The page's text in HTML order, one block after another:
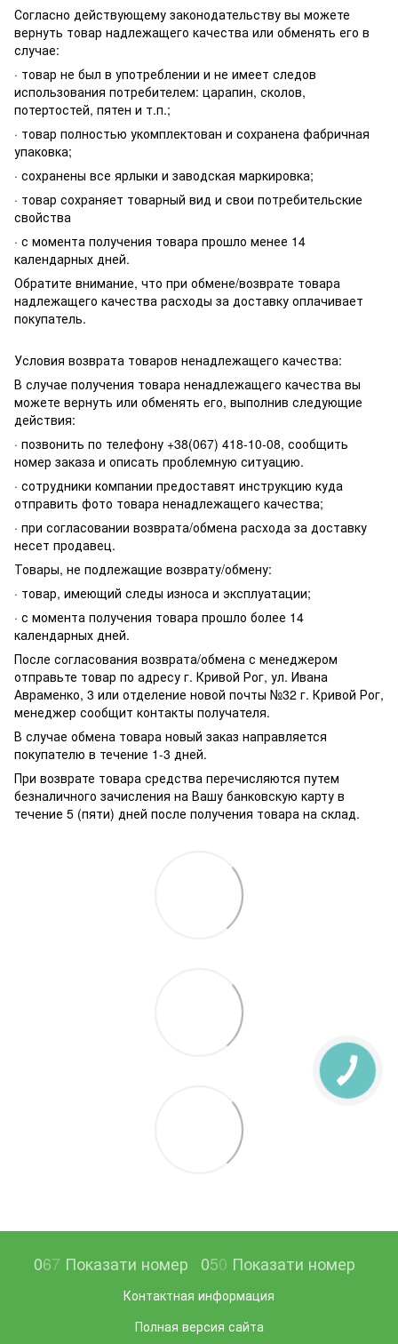
Согласно действующему законодательству вы можете
вернуть товар надлежащего качества или обменять его в
случае:
· товар не был в употреблении и не имеет следов
использования потребителем: царапин, сколов,
потертостей, пятен и т.п.;
· товар полностью укомплектован и сохранена фабричная
упаковка;
· сохранены все ярлыки и заводская маркировка;
· товар сохраняет товарный вид и свои потребительские
свойства
· с момента получения товара прошло менее 14
календарных дней.
Обратите внимание, что при обмене/возврате товара
надлежащего качества расходы за доставку оплачивает
покупатель.
Условия возврата товаров ненадлежащего качества:
В случае получения товара ненадлежащего качества вы
можете вернуть или обменять его, выполнив следующие
действия:
· позвонить по телефону +38(067) 418-10-08, сообщить
номер заказа и описать проблемную ситуацию.
· сотрудники компании предоставят инструкцию куда
отправить фото товара ненадлежащего качества;
· при согласовании возврата/обмена расхода за доставку
несет продавец.
Товары, не подлежащие возврату/обмену:
· товар, имеющий следы износа и эксплуатации;
· с момента получения товара прошло более 14
календарных дней.
После согласования возврата/обмена с менеджером
отправьте товар по адресу г. Кривой Рог, ул. Ивана
Авраменко, 3 или отделение новой почты №32 г. Кривой Рог,
менеджер сообщит контакты получателя.
В случае обмена товара новый заказ направляется
покупателю в течение 1-3 дней.
При возврате товара средства перечисляются путем
безналичного зачисления на Вашу банковскую карту в
течение 5 (пяти) дней после получения товара на склад.
067 Показати номер 050 Показати номер
Контактная информация
Полная версия сайта